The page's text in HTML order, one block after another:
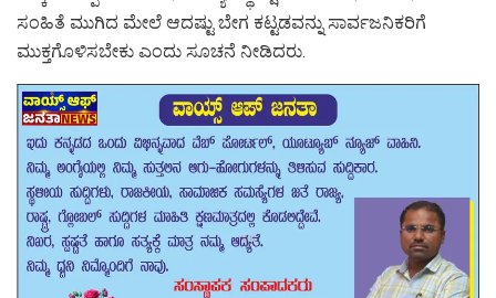
ಸಂಹಿತೆ ಮುಗಿದ ಮೇಲೆ ಆದಷ್ಟು ಬೇಗ ಕಟ್ಟಡವನ್ನು ಸಾರ್ವಜನಿಕರಿಗೆ
ಮುಕ್ತಗೊಳಿಸಬೇಕು ಎಂದು ಸೂಚನೆ ನೀಡಿದರು.